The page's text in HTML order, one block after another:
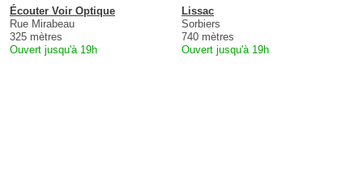
Écouter Voir Optique
Rue Mirabeau
325 mètres
Ouvert jusqu'à 19h
Lissac
Sorbiers
740 mètres
Ouvert jusqu'à 19h